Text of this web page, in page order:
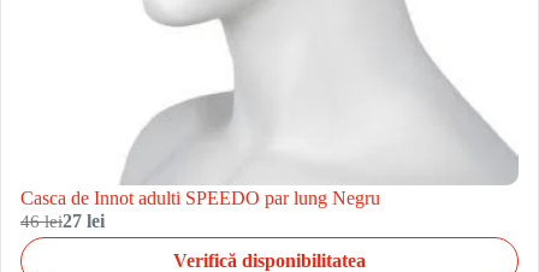
Casca de Innot adulti SPEEDO par lung Negru
46 lei27 lei
Verifică disponibilitatea